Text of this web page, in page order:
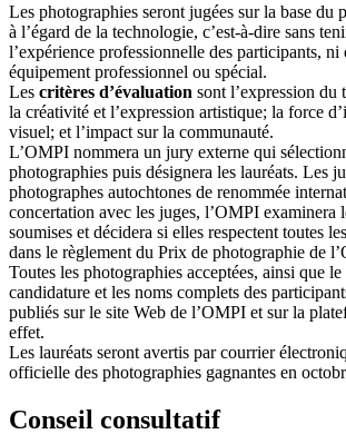
Les photographies seront jugées sur la base du
à l’égard de la technologie, c’est-à-dire sans
l’expérience professionnelle des participants, ni
équipement professionnel ou spécial.
Les critères d’évaluation sont l’expression du
la créativité et l’expression artistique; la force
visuel; et l’impact sur la communauté.
L’OMPI nommera un jury externe qui
photographies puis désignera les lauréats. Les
photographes autochtones de renommée
concertation avec les juges, l’OMPI examinera
soumises et décidera si elles respectent toutes
dans le règlement du Prix de photographie de
Toutes les photographies acceptées, ainsi que le
candidature et les noms complets des
publiés sur le site Web de l’OMPI et sur la
effet.
Les lauréats seront avertis par courrier
officielle des photographies gagnantes en
Conseil consultatif